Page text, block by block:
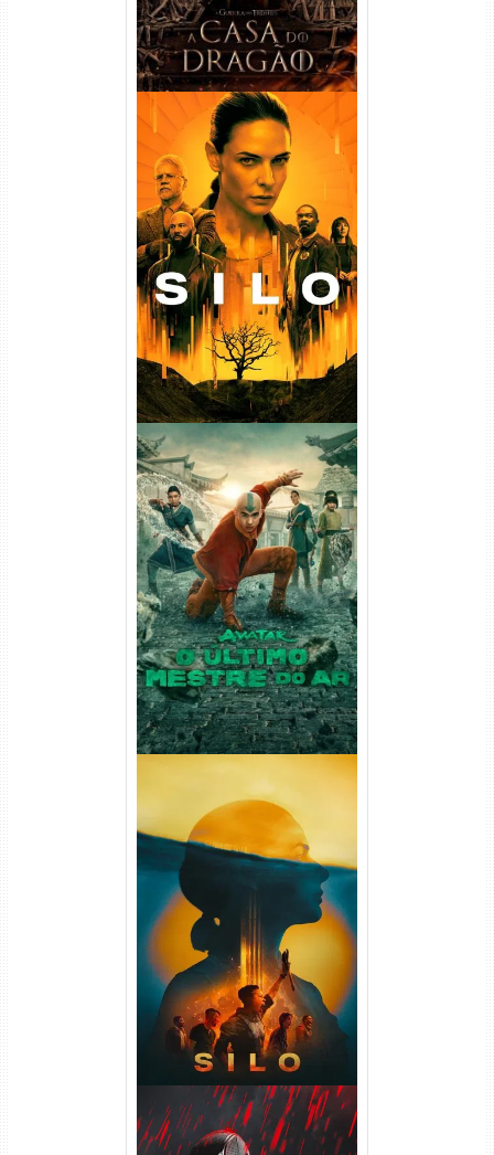
Silo 1ª Temporada Torrent
(2023) WEB-DL
720p/1080p/4K Dual Áudio
Avatar: O Último Mestre do
Ar 2ª Temporada Torrent
(2026) WEB-DL 1080p Dual
Áudio
Silo 2ª Temporada (2024)
WEB-DL 1080p Dual Áudio